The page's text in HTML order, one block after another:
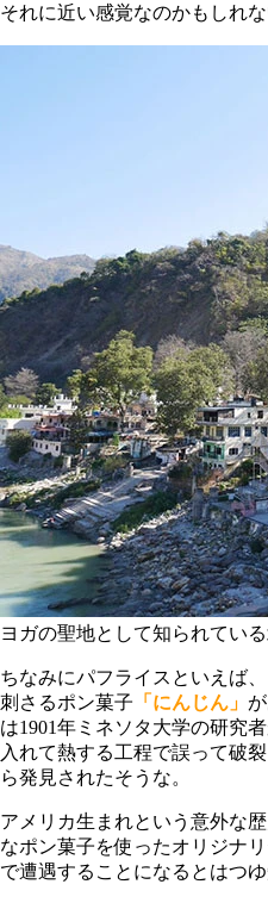
それに近い感覚なのかもしれな
ヨガの聖地として知られてい
ちなみにパフライスといえば
刺さるポン菓子 「にんじん」
は1901年ミネソタ大学の研究
入れて熱する工程で誤って破
ら発見されたそうな。
アメリカ生まれという意外な
なポン菓子を使ったオリジナ
で遭遇することになるとはつゆ